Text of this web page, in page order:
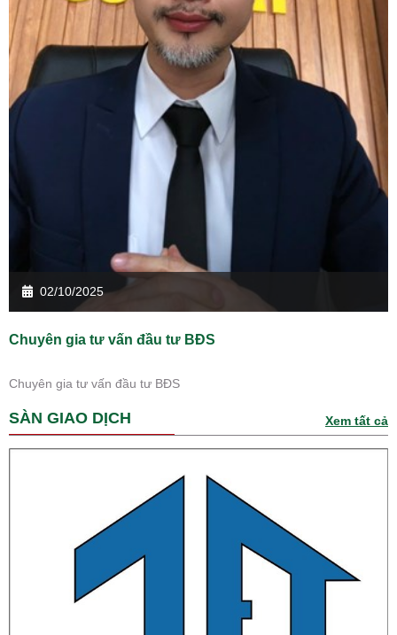
02/10/2025
Chuyên gia tư vấn đầu tư BĐS
Chuyên gia tư vấn đầu tư BĐS
SÀN GIAO DỊCH Xem tất cả